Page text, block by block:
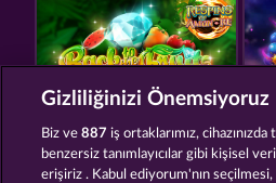
Gizliliğinizi Önemsiyoruz
Biz ve887 iş ortaklarımız,
benzersiz tanımlayıcılar gibi kişisel
erişiriz . Kabul ediyorum'nın